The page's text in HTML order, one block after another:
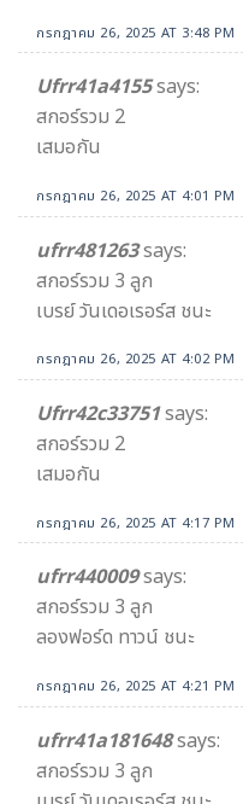
กรกฎาคม 26, 2025 AT 3:48 PM
Ufrr41a4155says:
สกอร์รวม 2
เสมอกัน
กรกฎาคม 26, 2025 AT 4:01 PM
ufrr481263says:
สกอร์รวม 3 ลูก
เบรย์ วันเดอเรอร์ส ชนะ
กรกฎาคม 26, 2025 AT 4:02 PM
Ufrr42c33751says:
สกอร์รวม 2
เสมอกัน
กรกฎาคม 26, 2025 AT 4:17 PM
ufrr440009says:
สกอร์รวม 3 ลูก
ลองฟอร์ด ทาวน์ ชนะ
กรกฎาคม 26, 2025 AT 4:21 PM
ufrr41a181648says:
สกอร์รวม 3 ลูก